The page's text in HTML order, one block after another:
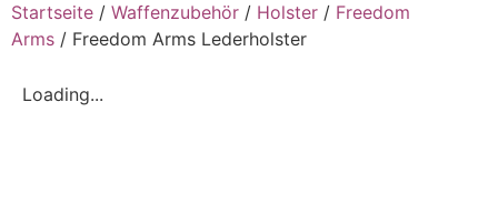
Startseite / Waffenzubehör / Holster / Freedom
Arms / Freedom Arms Lederholster
Loading...